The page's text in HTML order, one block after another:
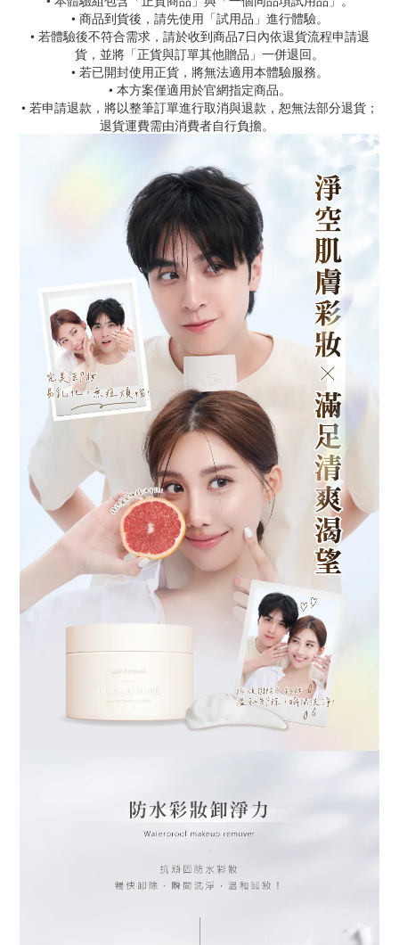
• 商品到貨後，請先使用「試用品」進行體驗。
• 若體驗後不符合需求，請於收到商品7日內依退貨流程申請退
貨，並將「正貨與訂單其他贈品」一併退回。
• 若已開封使用正貨，將無法適用本體驗服務。
• 本方案僅適用於官網指定商品。
• 若申請退款，將以整筆訂單進行取消與退款，恕無法部分退貨；
退貨運費需由消費者自行負擔。